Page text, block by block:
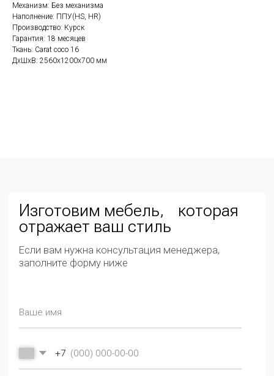
Механизм: Без механизма
Наполнение: ППУ(HS, HR)
Производство: Курск
Гарантия: 18 месяцев
Ткань: Carat coco 16
ДxШxВ: 2560x1200x700 мм
+7